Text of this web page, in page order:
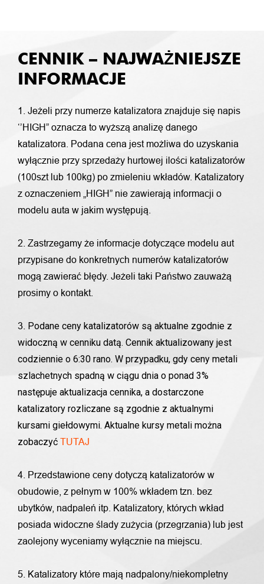
CENNIK – NAJWAŻNIEJSZE
INFORMACJE
1. Jeżeli przy numerze katalizatora znajduje się napis
‘’HIGH” oznacza to wyższą analizę danego
katalizatora. Podana cena jest możliwa do uzyskania
wyłącznie przy sprzedaży hurtowej ilości katalizatorów
(100szt lub 100kg) po zmieleniu wkładów. Katalizatory
z oznaczeniem „HIGH” nie zawierają informacji o
modelu auta w jakim występują.
2. Zastrzegamy że informacje dotyczące modelu aut
przypisane do konkretnych numerów katalizatorów
mogą zawierać błędy. Jeżeli taki Państwo zauważą
prosimy o kontakt.
3. Podane ceny katalizatorów są aktualne zgodnie z
widoczną w cenniku datą. Cennik aktualizowany jest
codziennie o 6:30 rano. W przypadku, gdy ceny metali
szlachetnych spadną w ciągu dnia o ponad 3%
następuje aktualizacja cennika, a dostarczone
katalizatory rozliczane są zgodnie z aktualnymi
kursami giełdowymi. Aktualne kursy metali można
zobaczyć TUTAJ
4. Przedstawione ceny dotyczą katalizatorów w
obudowie, z pełnym w 100% wkładem tzn. bez
ubytków, nadpaleń itp. Katalizatory, których wkład
posiada widoczne ślady zużycia (przegrzania) lub jest
zaolejony wyceniamy wyłącznie na miejscu.
5. Katalizatory które mają nadpalony/niekompletny